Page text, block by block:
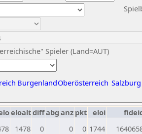
Spieler (Land=AUT)
BurgenlandOberösterreich Salzburg
eloaltdiffabg anz pkt eloi
1478 0 0 0 1744